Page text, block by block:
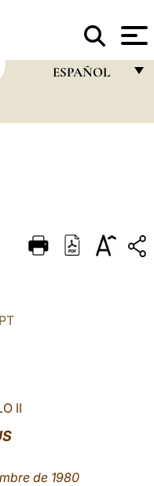
ESPAÑOL
DEUTSCH
PT
II
de 1980